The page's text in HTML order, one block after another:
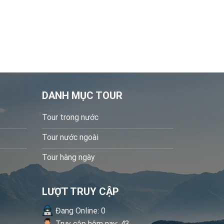
DANH MỤC TOUR
Tour trong nước
Tour nước ngoài
Tour hàng ngày
LƯỢT TRUY CẬP
Đang Online: 0